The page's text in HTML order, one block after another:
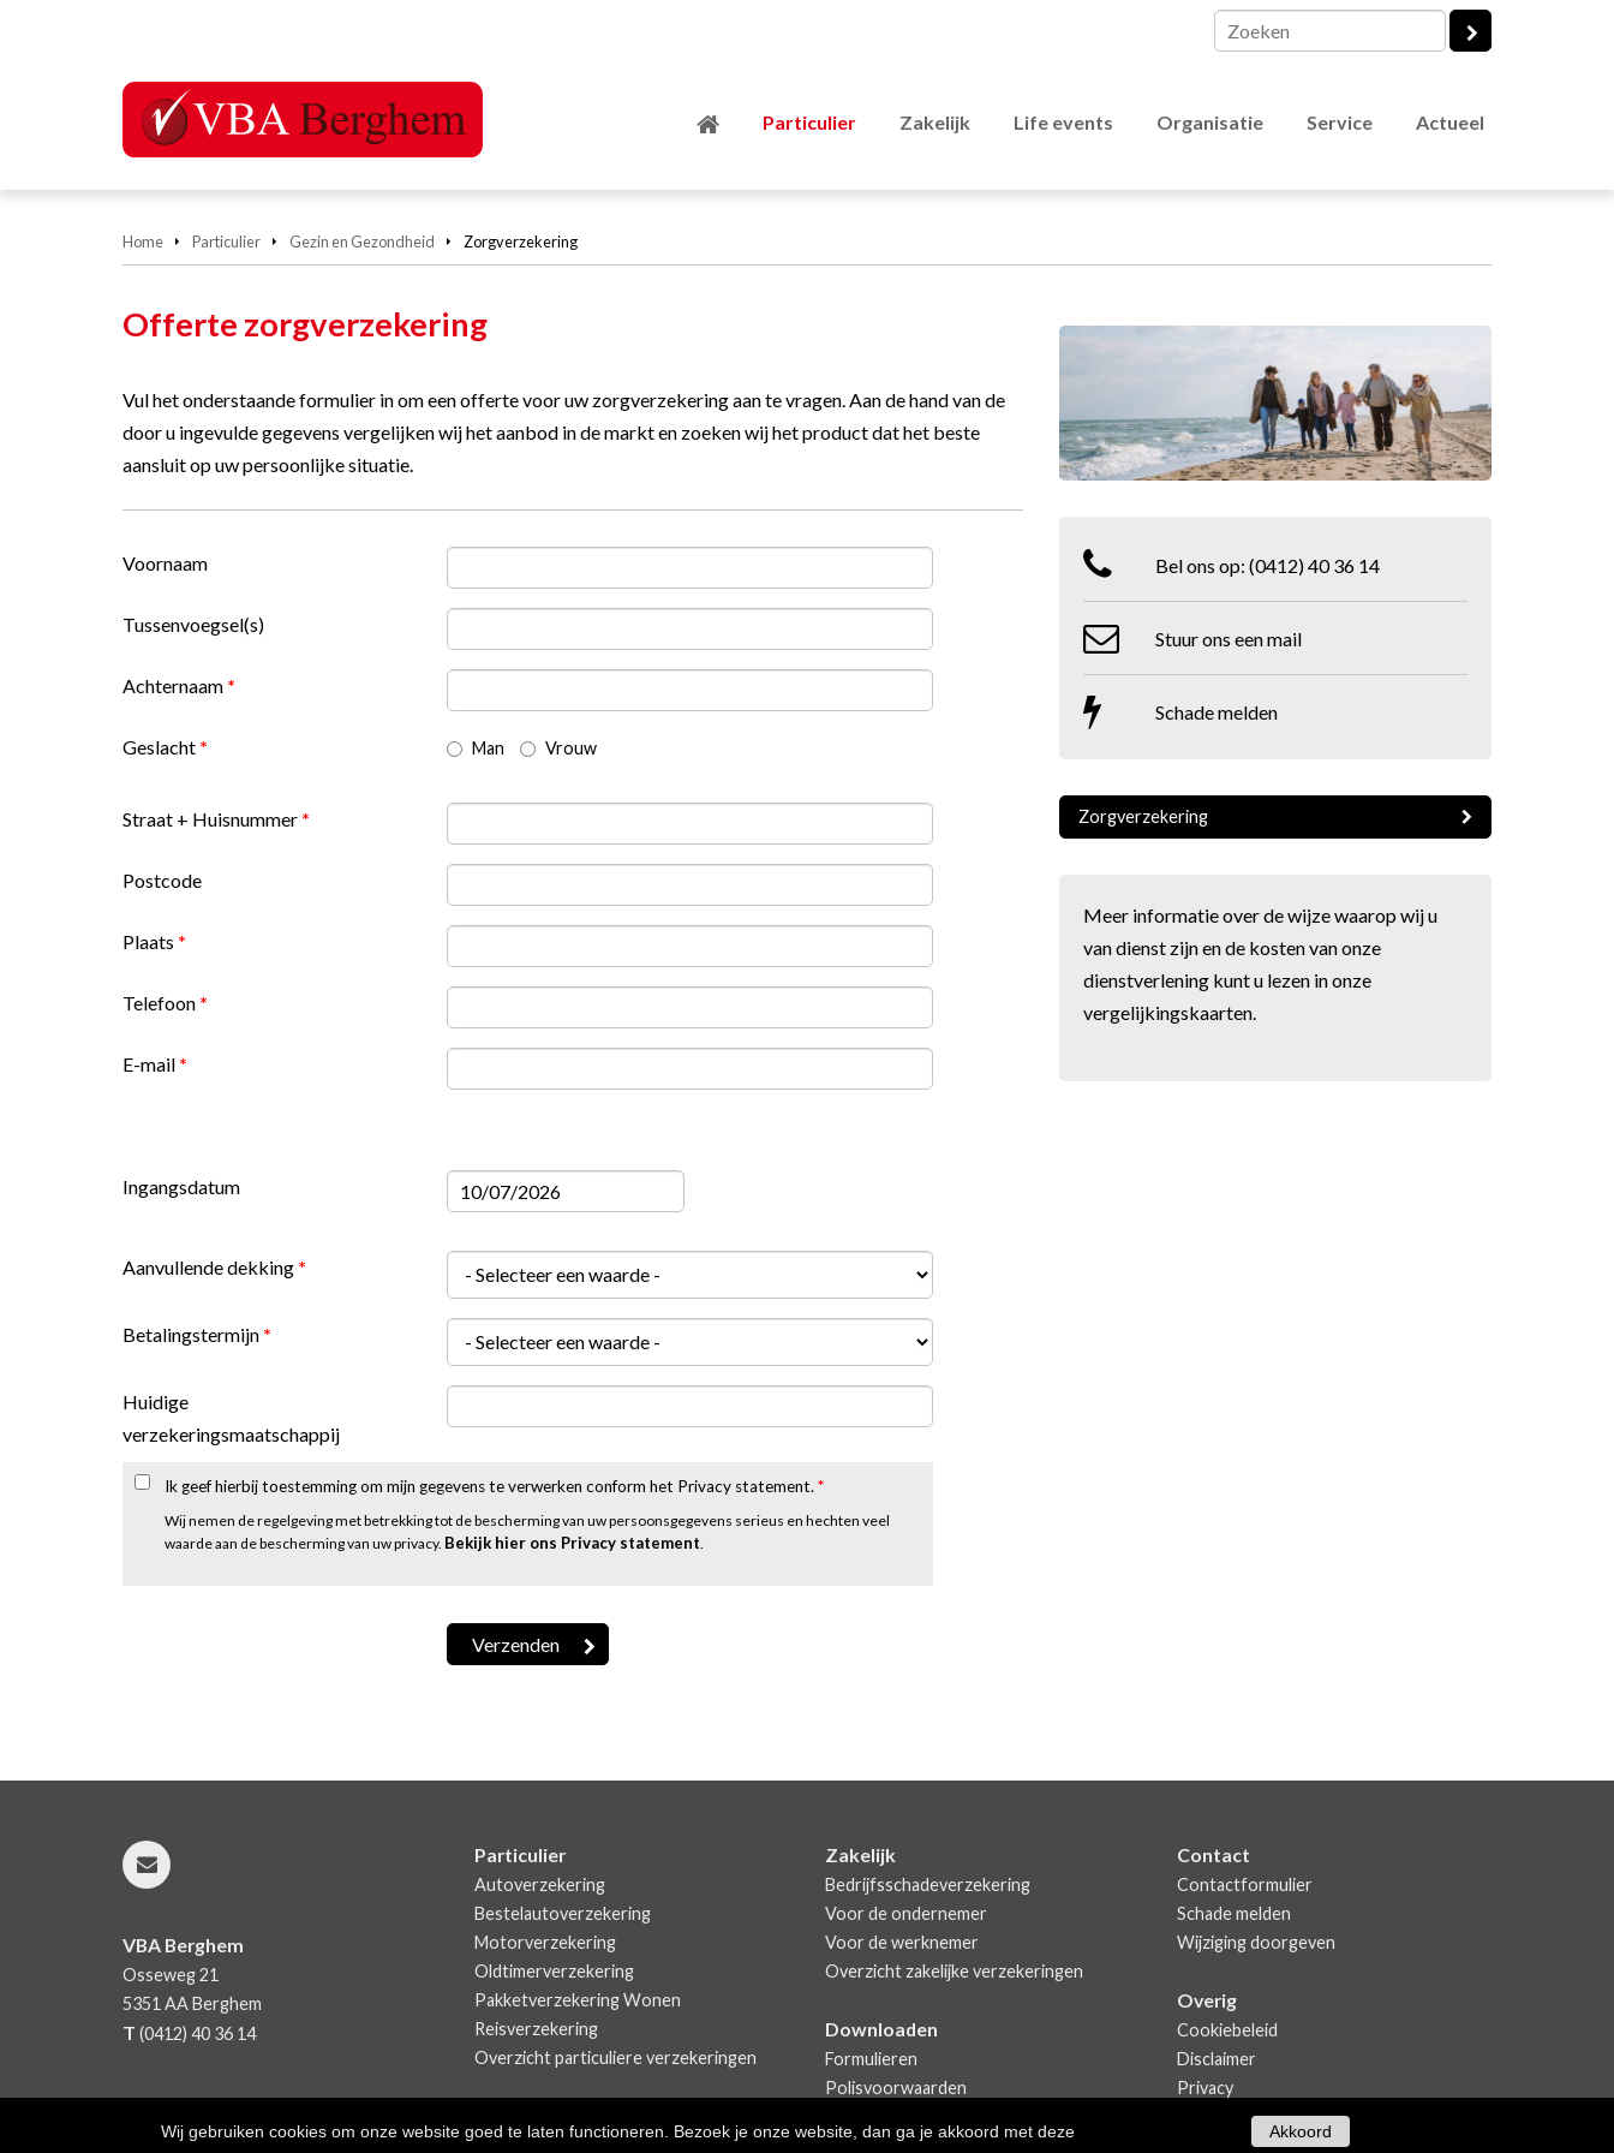
Wij gebruiken cookies om onze website goed te laten functioneren. Bezoek je onze website, dan ga je akkoord met deze Akkoord
Particulier Zakelijk Life events Organisatie Service Actueel
Home Particulier Gezin en Gezondheid Zorgverzekering
Offerte zorgverzekering
Vul het onderstaande formulier in om een offerte voor uw zorgverzekering aan te vragen. Aan de hand van de
door u ingevulde gegevens vergelijken wij het aanbod in de markt en zoeken wij het product dat het beste
aansluit op uw persoonlijke situatie.
Voornaam
Tussenvoegsel(s)
Achternaam *
Geslacht * Man Vrouw
Straat + Huisnummer *
Postcode
Plaats *
Telefoon *
E-mail *
Ingangsdatum Datum
Aanvullende dekking *
Betalingstermijn *
Huidige
verzekeringsmaatschappij
Ik geef hierbij toestemming om mijn gegevens te verwerken conform het Privacy statement.*
Wij nemen de regelgeving met betrekking tot de bescherming van uw persoonsgegevens serieus en hechten veel
waarde aan de bescherming van uw privacy. Bekijk hier ons Privacy statement
Bel ons op: (0412) 40 36 14
Stuur ons een mail
Schade melden
Zorgverzekering
Meer informatie over de wijze waarop wij u
van dienst zijn en de kosten van onze
dienstverlening kunt u lezen in onze
vergelijkingskaarten.
VBA Berghem
Osseweg 21
5351 AABerghem
T (0412) 40 36 14
Particulier
Autoverzekering
Bestelautoverzekering
Motorverzekering
Oldtimerverzekering
Pakketverzekering Wonen
Reisverzekering
Overzicht particuliere verzekeringen
Zakelijk
Bedrijfsschadeverzekering
Voor de ondernemer
Voor de werknemer
Overzicht zakelijke verzekeringen
Downloaden
Formulieren
Polisvoorwaarden
Contact
Contactformulier
Schade melden
Wijziging doorgeven
Overig
Cookiebeleid
Disclaimer
Privacy